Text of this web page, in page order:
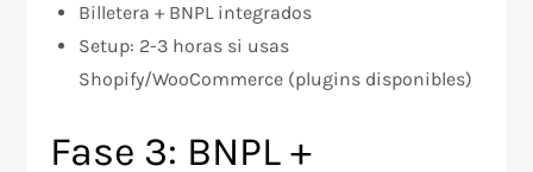
Billetera + BNPL integrados
Setup: 2-3 horas si usas
Shopify/WooCommerce (plugins disponibles)
Fase 3: BNPL +